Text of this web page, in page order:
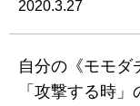
2020.3.27
自分の《モモダ
「攻撃する時